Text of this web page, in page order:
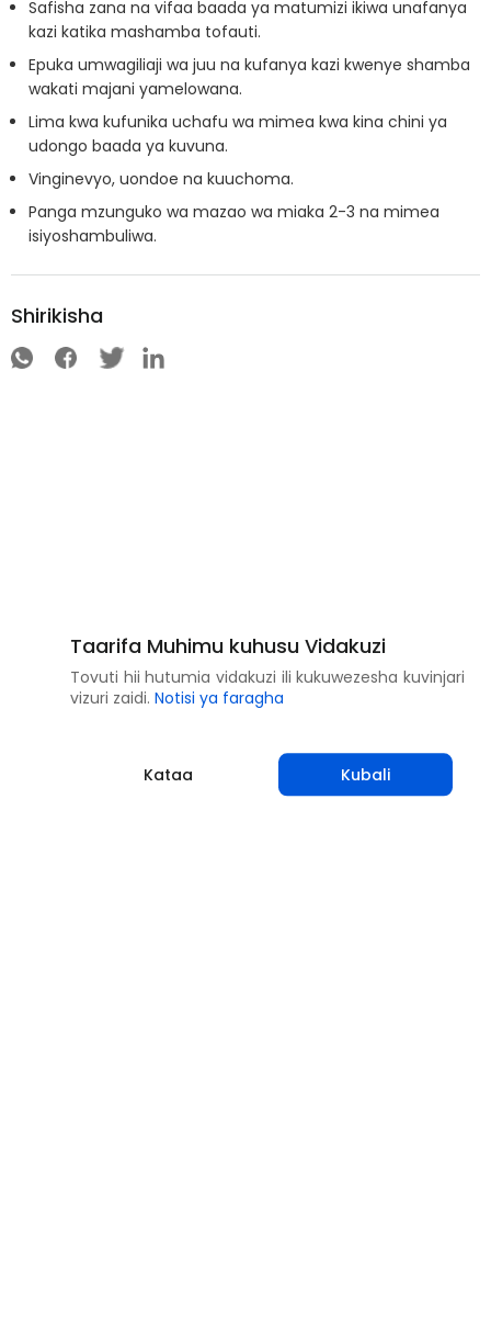
Safisha zana na vifaa baada ya matumizi ikiwa unafanya
kazi katika mashamba tofauti.
Epuka umwagiliaji wa juu na kufanya kazi kwenye shamba
wakati majani yamelowana.
Lima kwa kufunika uchafu wa mimea kwa kina chini ya
udongo baada ya kuvuna.
Vinginevyo, uondoe na kuuchoma.
Panga mzunguko wa mazao wa miaka 2-3 na mimea
isiyoshambuliwa.
Shirikisha
Taarifa Muhimu kuhusu Vidakuzi
Tovuti hii hutumia vidakuzi ili kukuwezesha kuvinjari
vizuri zaidi. Notisi ya faragha
Kataa Kubali